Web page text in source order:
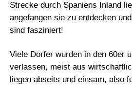
Strecke durch Spaniens Inland
angefangen sie zu entdecken
sind fasziniert!
Viele Dörfer wurden in den 60er
verlassen, meist aus
liegen abseits und einsam, also